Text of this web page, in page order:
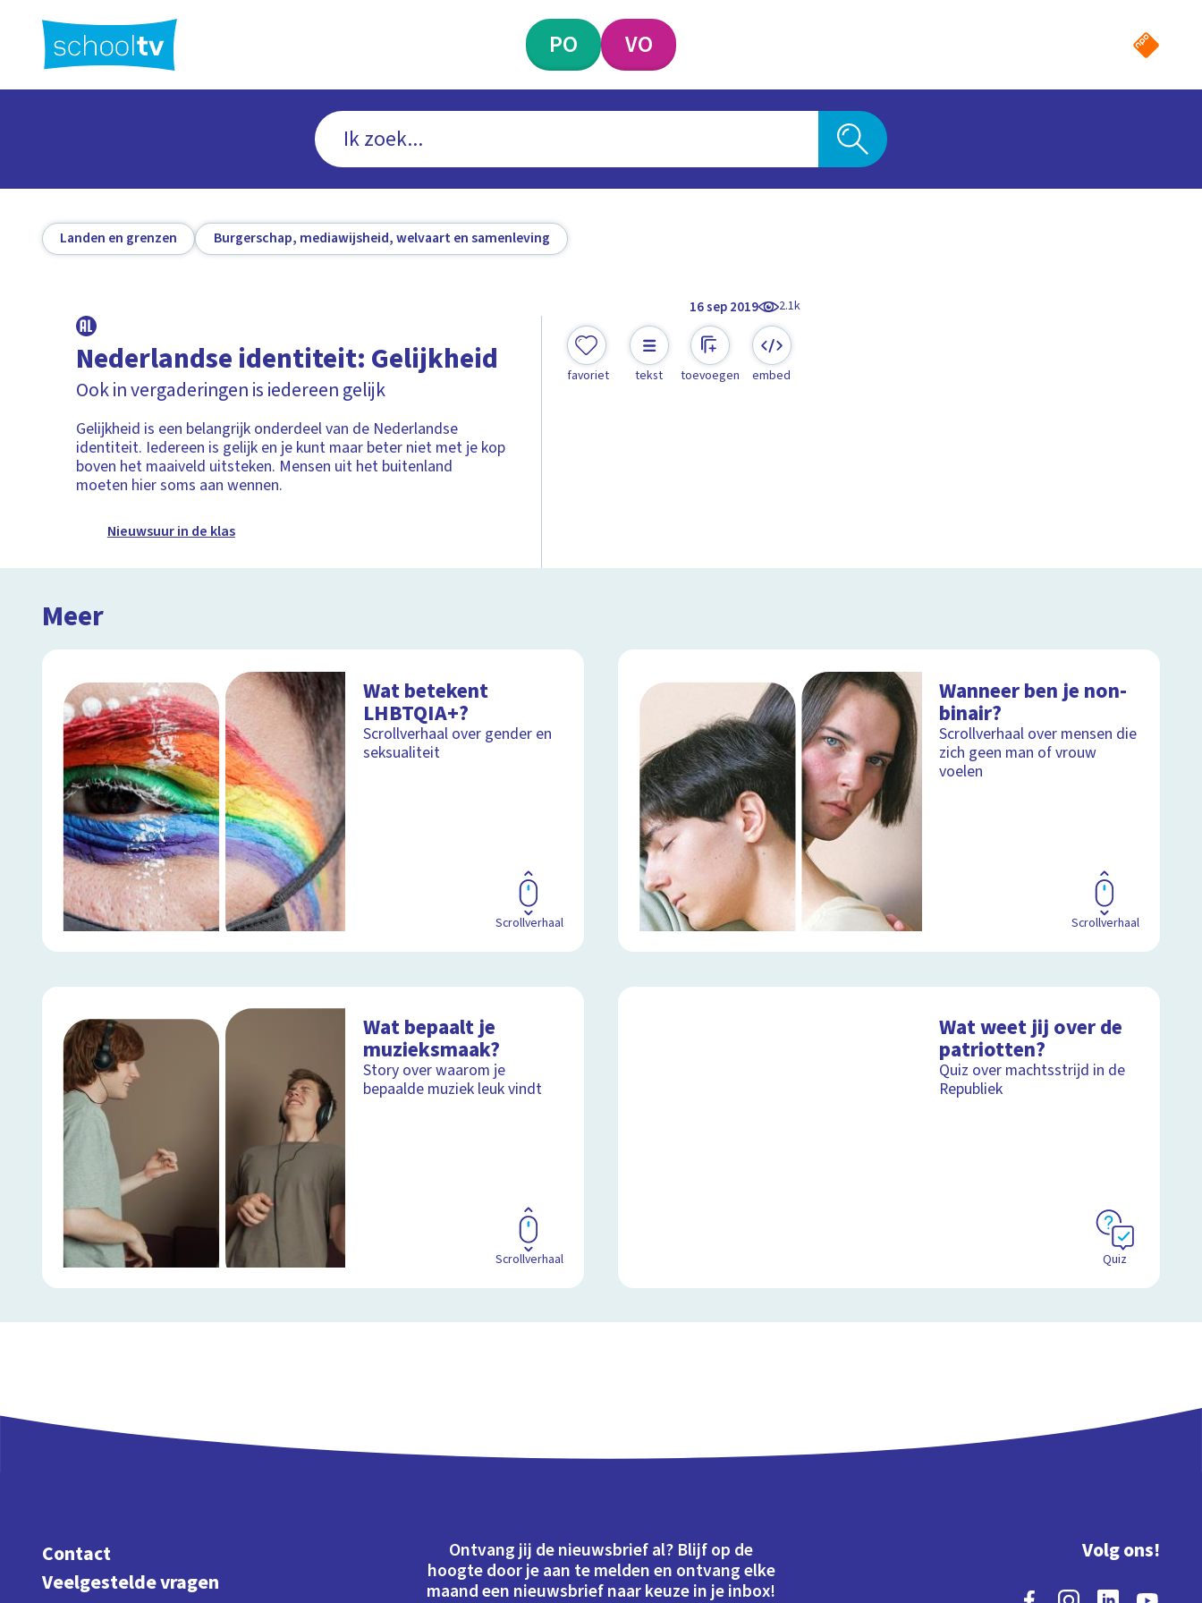
hoofdinhoud
PO VO
Landen en grenzen Burgerschap, mediawijsheid, welvaart en samenleving
16 sep 2019 2.1k
Nederlandse identiteit: Gelijkheid
Ook in vergaderingen is iedereen gelijk
Gelijkheid is een belangrijk onderdeel van de Nederlandse
identiteit. Iedereen is gelijk en je kunt maar beter niet met je kop
boven het maaiveld uitsteken. Mensen uit het buitenland
moeten hier soms aan wennen.
Nieuwsuur in de klas
favoriet tekst toevoegen embed
Meer
Wat betekent
LHBTQIA+?
Scrollverhaal over gender en
seksualiteit
Scrollverhaal
Wanneer ben je non-
binair?
Scrollverhaal over mensen die
zich geen man of vrouw
voelen
Scrollverhaal
Wat bepaalt je
muzieksmaak?
Story over waarom je
bepaalde muziek leuk vindt
Scrollverhaal
Wat weet jij over de
patriotten?
Quiz over machtsstrijd in de
Republiek
Quiz
Contact
Veelgestelde vragen
Ontvang jij de nieuwsbrief al? Blijf op de
hoogte door je aan te melden en ontvang elke
maand een nieuwsbrief naar keuze in je inbox!
Volg ons!